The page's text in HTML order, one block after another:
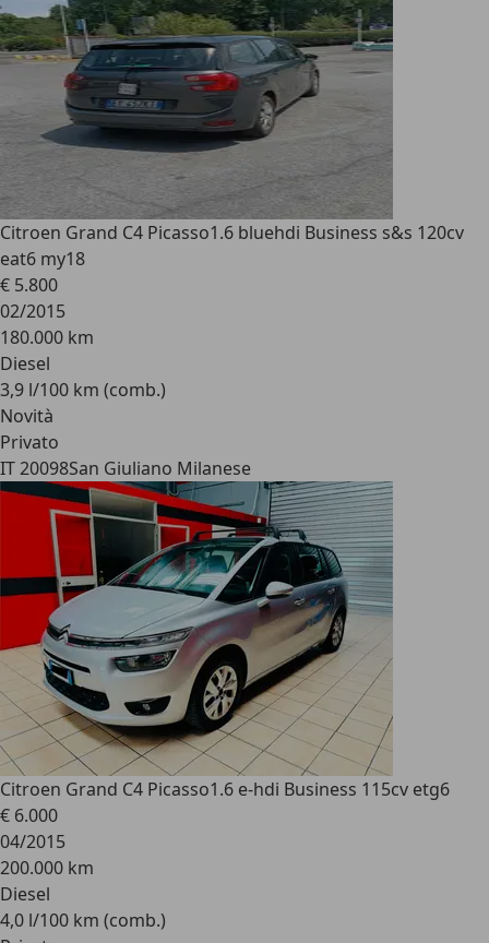
Citroen Grand C4 Picasso1.6 bluehdi Business s&s 120cv
eat6 my18
€ 5.800
02/2015
180.000 km
Diesel
3,9 l/100 km (comb.)
Novità
Privato
IT 20098San Giuliano Milanese
Citroen Grand C4 Picasso1.6 e-hdi Business 115cv etg6
€ 6.000
04/2015
200.000 km
Diesel
4,0 l/100 km (comb.)